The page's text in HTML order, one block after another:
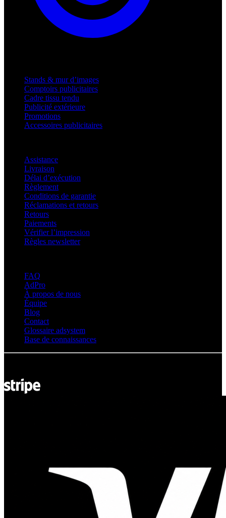
Stands & mur d’images
Comptoirs publicitaires
Cadre tissu tendu
Publicité extérieure
Promotions
Accessoires publicitaires
Assistance
Livraison
Délai d’exécution
Règlement
Conditions de garantie
Réclamations et retours
Retours
Paiements
Vérifier l’impression
Règles newsletter
FAQ
AdPro
À propos de nous
Équipe
Blog
Contact
Glossaire adsystem
Base de connaissances